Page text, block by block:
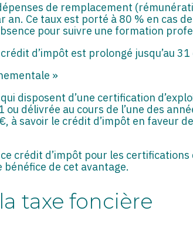
de remplacement
an. Ce taux est porté à 80 % en cas
pour suivre une formation
d’impôt est prolongé jusqu’au
»
disposent d’une certification
délivrée au cours de l’une des
à savoir le crédit d’impôt en faveur
crédit d’impôt pour les
de cet avantage.
taxe foncière